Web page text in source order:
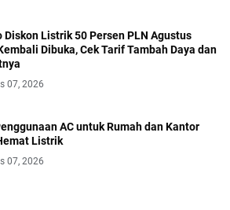
Diskon Listrik 50 Persen PLN Agustus
Dibuka, Cek Tarif Tambah Daya dan
07, 2026
AC untuk Rumah dan Kantor
Listrik
07, 2026